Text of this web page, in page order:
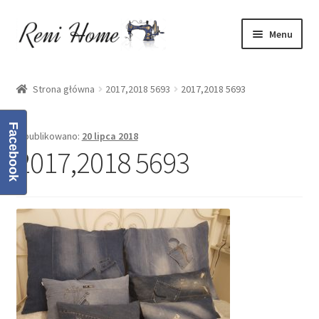
Przejdź
do
Przejdź
do
Menu
Kontakt
Koszyk
Moje konto
O mnie
Oferta
Polityka prywatności
Strona główna 2017,2018 5693 2017,2018 5693
Opublikowano: 20 lipca 2018
2017,2018 5693
Facebook